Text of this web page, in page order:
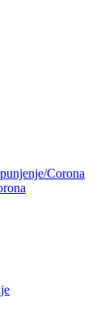
Corona